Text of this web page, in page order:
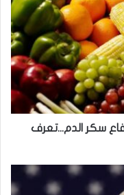
سكر الدم...تعرف